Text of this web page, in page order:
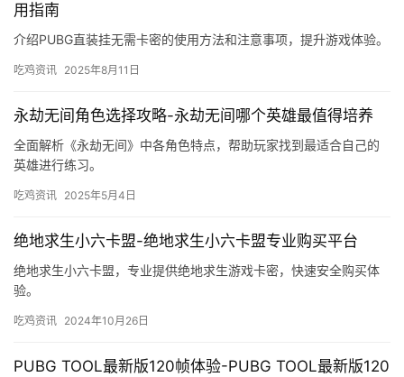
用指南
介绍PUBG直装挂无需卡密的使用方法和注意事项，提升游戏体验。
吃鸡资讯 2025年8月11日
永劫无间角色选择攻略-永劫无间哪个英雄最值得培养
全面解析《永劫无间》中各角色特点，帮助玩家找到最适合自己的
英雄进行练习。
吃鸡资讯 2025年5月4日
绝地求生小六卡盟-绝地求生小六卡盟专业购买平台
绝地求生小六卡盟，专业提供绝地求生游戏卡密，快速安全购买体
验。
吃鸡资讯 2024年10月26日
PUBG TOOL最新版120帧体验-PUBG TOOL最新版120